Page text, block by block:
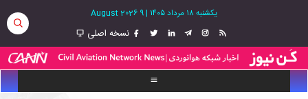
یکشنبه ۱۸ مرداد ۱۴۰۵ |
9 August 2026
نسخه اصلی